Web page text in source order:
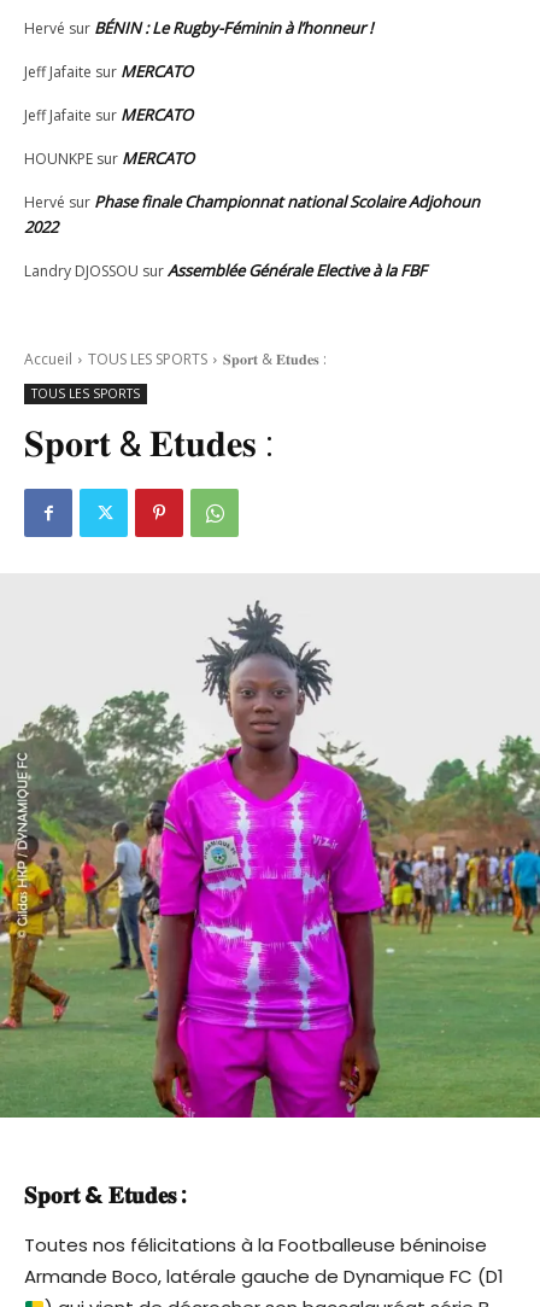
Hervé sur BÉNIN : Le Rugby-Féminin à l’honneur !
Jeff Jafaite sur MERCATO
Jeff Jafaite sur MERCATO
HOUNKPE sur MERCATO
Hervé sur Phase finale Championnat national Scolaire Adjohoun
2022
Landry DJOSSOU surAssemblée Générale Elective à la FBF